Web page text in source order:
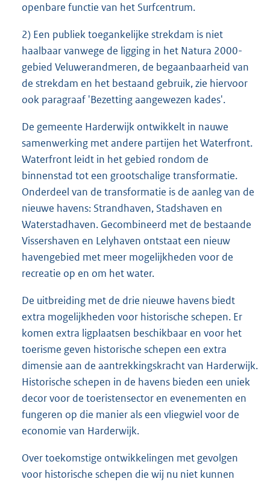
openbare functie van het Surfcentrum.
2) Een publiek toegankelijke strekdam is niet
haalbaar vanwege de ligging in het Natura 2000-
gebied Veluwerandmeren, de begaanbaarheid van
de strekdam en het bestaand gebruik, zie hiervoor
ook paragraaf 'Bezetting aangewezen kades'.
De gemeente Harderwijk ontwikkelt in nauwe
samenwerking met andere partijen het Waterfront.
Waterfront leidt in het gebied rondom de
binnenstad tot een grootschalige transformatie.
Onderdeel van de transformatie is de aanleg van de
nieuwe havens: Strandhaven, Stadshaven en
Waterstadhaven. Gecombineerd met de bestaande
Vissershaven en Lelyhaven ontstaat een nieuw
havengebied met meer mogelijkheden voor de
recreatie op en om het water.
De uitbreiding met de drie nieuwe havens biedt
extra mogelijkheden voor historische schepen. Er
komen extra ligplaatsen beschikbaar en voor het
toerisme geven historische schepen een extra
dimensie aan de aantrekkingskracht van Harderwijk.
Historische schepen in de havens bieden een uniek
decor voor de toeristensector en evenementen en
fungeren op die manier als een vliegwiel voor de
economie van Harderwijk.
Over toekomstige ontwikkelingen met gevolgen
voor historische schepen die wij nu niet kunnen